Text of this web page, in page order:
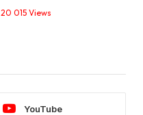
20 015 Views
YouTube